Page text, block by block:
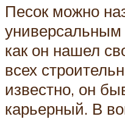
Песок можно
универсальным
как он нашел
всех
известно, он
карьерный. В